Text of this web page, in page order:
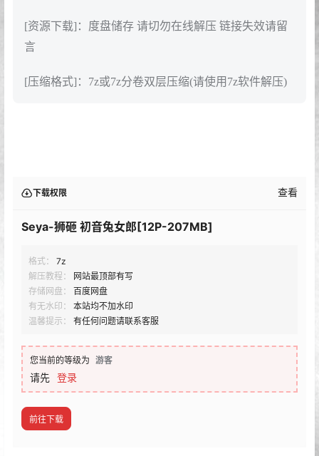
[资源下载]：度盘储存 请切勿在线解压 链接失效请留
言
[压缩格式]：7z或7z分卷双层压缩(请使用7z软件解压)
下载权限 查看
Seya-狮砸 初音兔女郎[12P-207MB]
格式：
7z
解压教程：
网站最顶部有写
存储网盘：
百度网盘
有无水印：
本站均不加水印
温馨提示：
有任何问题请联系客服
您当前的等级为 游客
请先 登录
前往下载